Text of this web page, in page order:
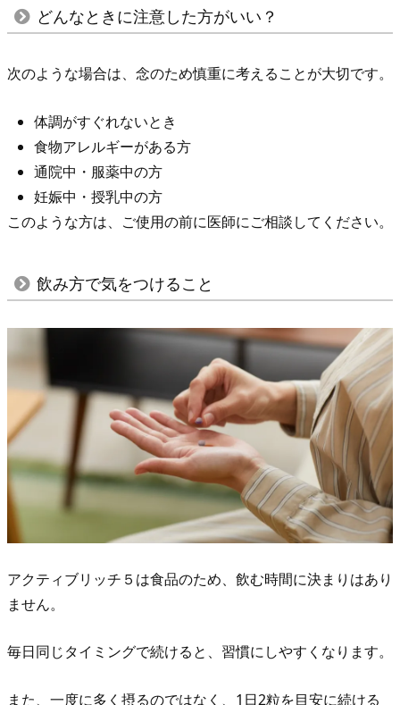
る
こ
と
よ
く
あ
る
質
どんなときに注意した方がいい？
次のような場合は、念のため慎重に考えることが大切です。
体調がすぐれないとき
食物アレルギーがある方
通院中・服薬中の方
妊娠中・授乳中の方
このような方は、ご使用の前に医師にご相談してください。
飲み方で気をつけること
アクティブリッチ５は食品のため、飲む時間に決まりはあり
ません。
毎日同じタイミングで続けると、習慣にしやすくなります。
また、一度に多く摂るのではなく、1日2粒を目安に続ける